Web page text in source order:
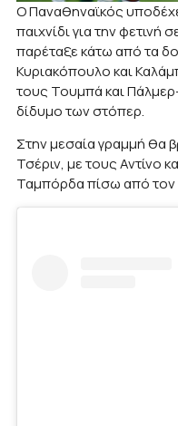
Ο Παναθηναϊκός
παιχνίδι για την φετινή
παρέταξε κάτω από τα
Κυριακόπουλο και
τους Τουμπά και
δίδυμο των στόπερ.
Στην μεσαία γραμμή θα
Τσέριν, με τους Αντίνο
Ταμπόρδα πίσω από